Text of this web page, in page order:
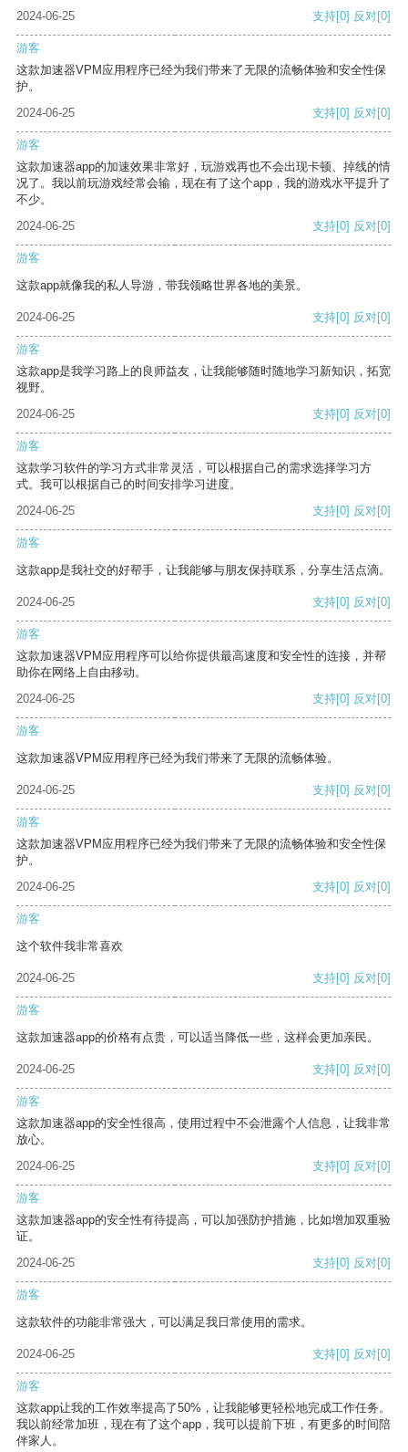
2024-06-25 支持[0] 反对[0]
游客
这款加速器VPM应用程序已经为我们带来了无限的流畅体验和安全性保
护。
2024-06-25
支持[0] 反对[0]
游客
这款加速器app的加速效果非常好，玩游戏再也不会出现卡顿、掉线的情
况了。我以前玩游戏经常会输，现在有了这个app，我的游戏水平提升了
不少。
2024-06-25
支持[0] 反对[0]
游客
这款app就像我的私人导游，带我领略世界各地的美景。
2024-06-25 支持[0] 反对[0]
游客
这款app是我学习路上的良师益友，让我能够随时随地学习新知识，拓宽
视野。
2024-06-25
支持[0] 反对[0]
游客
这款学习软件的学习方式非常灵活，可以根据自己的需求选择学习方
式。我可以根据自己的时间安排学习进度。
2024-06-25
支持[0] 反对[0]
游客
这款app是我社交的好帮手，让我能够与朋友保持联系，分享生活点滴。
2024-06-25 支持[0] 反对[0]
游客
这款加速器VPM应用程序可以给你提供最高速度和安全性的连接，并帮
助你在网络上自由移动。
2024-06-25
支持[0] 反对[0]
游客
这款加速器VPM应用程序已经为我们带来了无限的流畅体验。
2024-06-25 支持[0] 反对[0]
游客
这款加速器VPM应用程序已经为我们带来了无限的流畅体验和安全性保
护。
2024-06-25
支持[0] 反对[0]
游客
这个软件我非常喜欢
2024-06-25 支持[0] 反对[0]
游客
这款加速器app的价格有点贵，可以适当降低一些，这样会更加亲民。
2024-06-25 支持[0] 反对[0]
游客
这款加速器app的安全性很高，使用过程中不会泄露个人信息，让我非常
放心。
2024-06-25
支持[0] 反对[0]
游客
这款加速器app的安全性有待提高，可以加强防护措施，比如增加双重验
证。
2024-06-25
支持[0] 反对[0]
游客
这款软件的功能非常强大，可以满足我日常使用的需求。
2024-06-25 支持[0] 反对[0]
游客
这款app让我的工作效率提高了50%，让我能够更轻松地完成工作任务。
我以前经常加班，现在有了这个app，我可以提前下班，有更多的时间陪
伴家人。